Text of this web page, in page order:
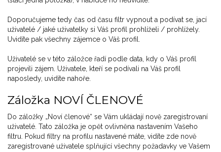
Doporučujeme tedy čas od času filtr vypnout a podívat se, jací
uživatelé / jaké uživatelky si Váš profil prohlíželi / prohlížely.
Uvidíte pak všechny zájemce o Váš profil.
Uživatelé se v této záložce řadí podle data, kdy o Váš profil
projevili zájem. Uživatele, kteří se podívali na Váš profil
naposledy, uvidíte nahoře.
Záložka NOVÍ ČLENOVÉ
Do záložky „Noví členové“ se Vám ukládají nově zaregistrovaní
uživatelé. Tato záložka je opět ovlivněna nastavením Vašeho
filtru. Pokud filtry na profilu nastavené máte, vidíte zde nově
zaregistrované uživatele splňující všechny požadavky ve Vašem